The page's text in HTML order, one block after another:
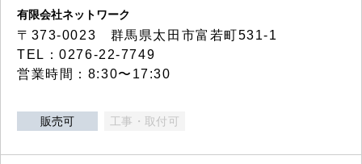
有限会社ネットワーク
〒373-0023 群馬県太田市富若町531-1
TEL：0276-22-7749
営業時間：8:30〜17:30
販売可 工事・取付可